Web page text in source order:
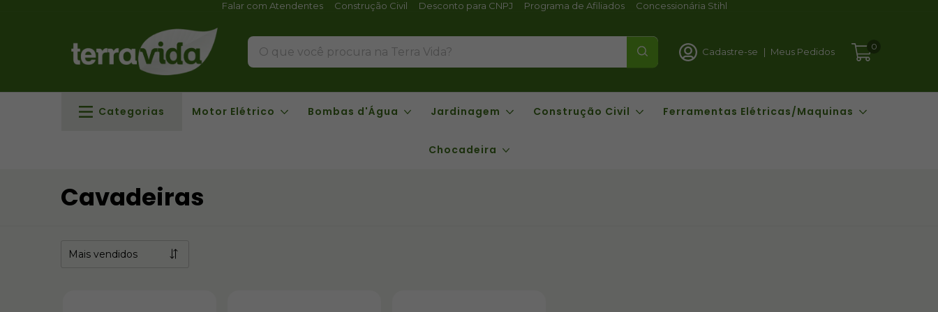
Falar com Atendentes Construção Civil Desconto para CNPJ Programa de Afiliados Concessionária Stihl
Cadastre-se | Meus Pedidos 0
Categorias Motor Elétrico Bombas d'Água Jardinagem Construção Civil Ferramentas Elétricas/Maquinas
Chocadeira
Cavadeiras